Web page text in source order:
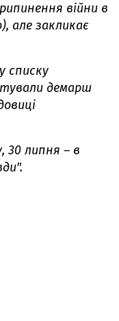
війни в
але закликає
списку
демарш
30 липня – в